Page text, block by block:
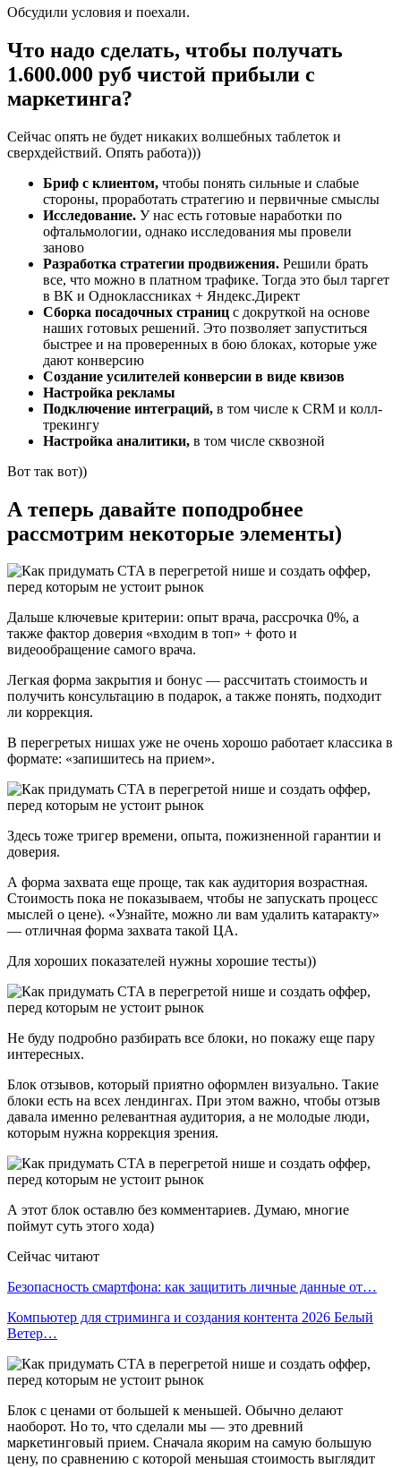
Обсудили условия и поехали.
Что надо сделать, чтобы получать
1.600.000 руб чистой прибыли с
маркетинга?
Сейчас опять не будет никаких волшебных таблеток и
сверхдействий. Опять работа)))
Бриф с клиентом, чтобы понять сильные и слабые
стороны, проработать стратегию и первичные смыслы
Исследование. У нас есть готовые наработки по
офтальмологии, однако исследования мы провели
заново
Разработка стратегии продвижения. Решили брать
все, что можно в платном трафике. Тогда это был таргет
в ВК и Одноклассниках + Яндекс.Директ
Сборка посадочных страниц с докруткой на основе
наших готовых решений. Это позволяет запуститься
быстрее и на проверенных в бою блоках, которые уже
дают конверсию
Создание усилителей конверсии в виде квизов
Настройка рекламы
Подключение интеграций, в том числе к CRM и колл-
трекингу
Настройка аналитики, в том числе сквозной
Вот так вот))
А теперь давайте поподробнее
рассмотрим некоторые элементы)
Дальше ключевые критерии: опыт врача, рассрочка 0%, а
также фактор доверия «входим в топ» + фото и
видеообращение самого врача.
Легкая форма закрытия и бонус — рассчитать стоимость и
получить консультацию в подарок, а также понять, подходит
ли коррекция.
В перегретых нишах уже не очень хорошо работает классика в
формате: «запишитесь на прием».
Здесь тоже тригер времени, опыта, пожизненной гарантии и
доверия.
А форма захвата еще проще, так как аудитория возрастная.
Стоимость пока не показываем, чтобы не запускать процесс
мыслей о цене). «Узнайте, можно ли вам удалить катаракту»
— отличная форма захвата такой ЦА.
Для хороших показателей нужны хорошие тесты))
Не буду подробно разбирать все блоки, но покажу еще пару
интересных.
Блок отзывов, который приятно оформлен визуально. Такие
блоки есть на всех лендингах. При этом важно, чтобы отзыв
давала именно релевантная аудитория, а не молодые люди,
которым нужна коррекция зрения.
А этот блок оставлю без комментариев. Думаю, многие
поймут суть этого хода)
Сейчас читают
Безопасность смартфона: как защитить личные данные от…
Компьютер для стриминга и создания контента 2026 Белый
Ветер…
Блок с ценами от большей к меньшей. Обычно делают
наоборот. Но то, что сделали мы — это древний
маркетинговый прием. Сначала якорим на самую большую
цену, по сравнению с которой меньшая стоимость выглядит